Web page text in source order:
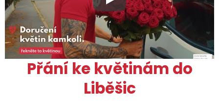
Xxx
Přání ke květinám do
Liběšic